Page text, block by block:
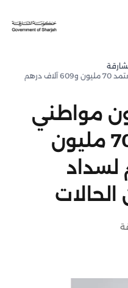
لجنة معالجة ديون مواطني الشارقة تعتمد 70 مليون و609 آلاف درهم
مواطني
الشارقة تعتمد 70 مليون
لسداد